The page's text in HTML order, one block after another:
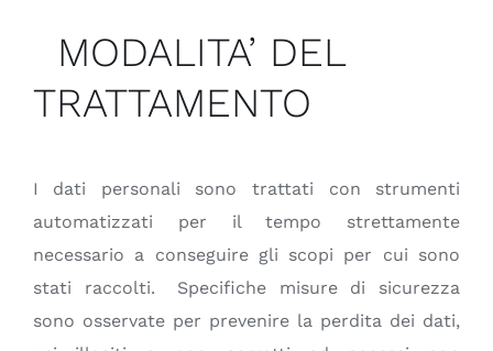
MODALITA’ DEL
TRATTAMENTO
I dati personali sono trattati con strumenti
automatizzati per il tempo strettamente
necessario a conseguire gli scopi per cui sono
stati raccolti. Specifiche misure di sicurezza
sono osservate per prevenire la perdita dei dati,